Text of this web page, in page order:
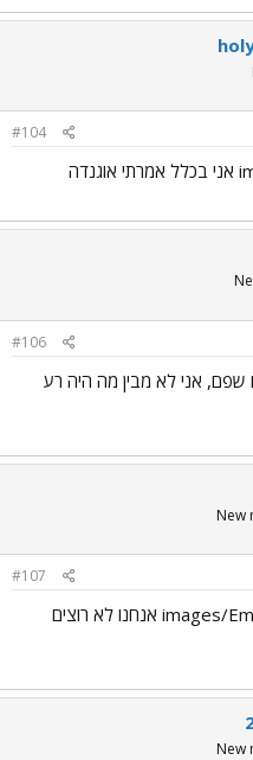
#104
#106
אני לא מבין מה היה רע
New
#107
אההה, ../images/Emo31.gif אנחנו לא רוצים
New